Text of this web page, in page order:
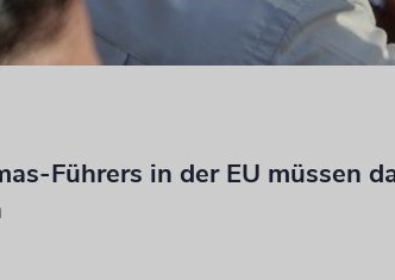
Führers in der EU müssen